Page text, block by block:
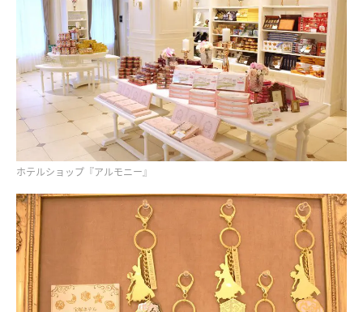
ホテルショップ『アルモニー』